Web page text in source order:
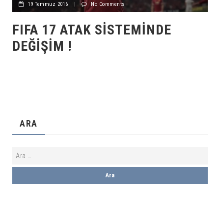
19 Temmuz 2016 | No Comments
FIFA 17 ATAK SISTEMINDE
DEĞIŞIM !
ARA